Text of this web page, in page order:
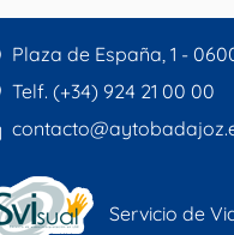
Plaza de España, 1 -
Telf. (+34) 924 21 00 00
Servicio de